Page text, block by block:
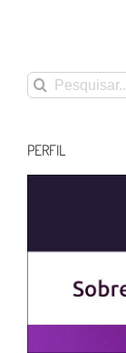
Buscar
resultados
PERFIL